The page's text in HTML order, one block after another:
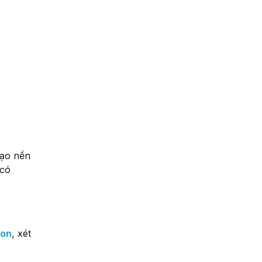
nền
, xét